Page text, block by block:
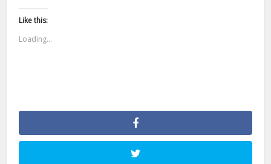
Like this:
Loading...